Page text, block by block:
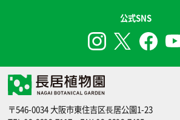
公式SNS
〒546-0034 大阪市東住吉区⻑居公園1-23